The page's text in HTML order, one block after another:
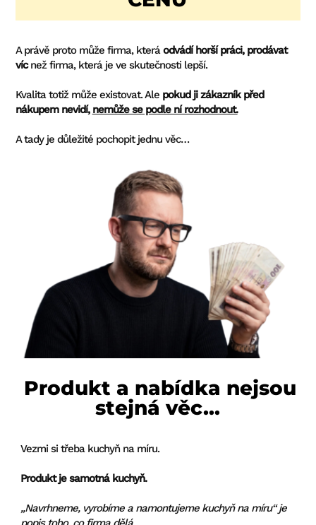
A právě proto může firma, kteráodvádí horší práci, prodávat
vícnež firma, která je ve skutečnosti lepší.
Kvalita totiž může existovat. Ale pokud ji zákazník před
nákupem nevidí, nemůže se podle ní rozhodnout.
A tady je důležité pochopit jednu věc…
Produkt a nabídka nejsou
stejná věc...
Vezmi si třeba kuchyň na míru.
Produkt je samotná kuchyň.
„Navrhneme, vyrobíme a namontujeme kuchyň na míru“ je